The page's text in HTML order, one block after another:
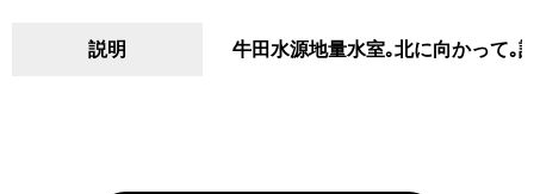
説明 牛田水源地量水室｡北に向かって｡